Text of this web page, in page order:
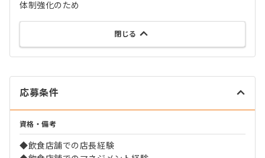
体制強化のため
閉じる
応募条件
資格・備考
◆飲食店舗での店長経験